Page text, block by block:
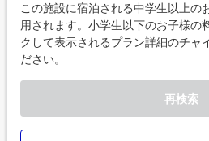
この施設に宿泊される中学生以上の
用されます。小学生以下のお子様の
クして表示されるプラン詳細のチャ
ださい。
再検索